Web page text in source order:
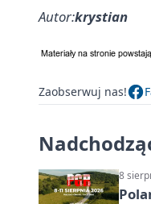
Autor:krystian
Zaobserwuj nas!
8